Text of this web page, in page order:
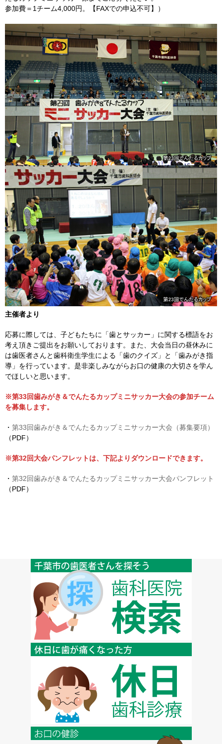
参加費＝1チーム4,000円。【FAXでの申込不可】）
主催者より
応募に際しては、子どもたちに「歯とサッカー」に関する標語をお
考え頂きご提出をお願いしております。また、大会当日の昼休みに
は歯医者さんと歯科衛生学生による「歯のクイズ」と「歯みがき指
導」を行っています。是非楽しみながらお口の健康の大切さを学ん
でほしいと思います。
※第33回歯みがき＆でんたるカップミニサッカー大会の参加チーム
を募集します。
・ 第33回歯みがき＆でんたるカップミニサッカー大会（募集要項）
（PDF）
※第32回大会パンフレットは、下記よりダウンロードできます。
・ 第32回歯みがき＆でんたるカップミニサッカー大会パンフレット
（PDF）